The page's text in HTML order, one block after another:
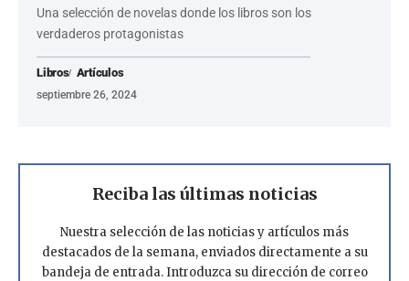
Una selección de novelas donde los libros son los
verdaderos protagonistas
Libros Artículos
septiembre 26, 2024
Reciba las últimas noticias
Nuestra selección de las noticias y artículos más
destacados de la semana, enviados directamente a su
bandeja de entrada. Introduzca su dirección de correo